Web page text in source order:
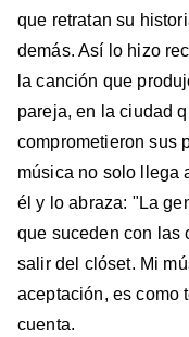
que retratan su
demás. Así lo hizo
la canción que
pareja, en la ciudad
comprometieron sus
música no solo llega
él y lo abraza: "La
que suceden con las
salir del clóset. Mi
aceptación, es como
cuenta.